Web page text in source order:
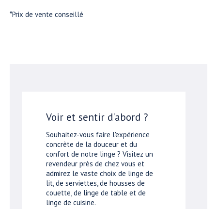
*Prix de vente conseillé
Voir et sentir d'abord ?
Souhaitez-vous faire l'expérience
concrète de la douceur et du
confort de notre linge ? Visitez un
revendeur près de chez vous et
admirez le vaste choix de linge de
lit, de serviettes, de housses de
couette, de linge de table et de
linge de cuisine.